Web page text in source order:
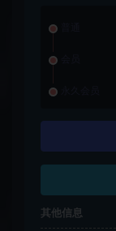
其他信息